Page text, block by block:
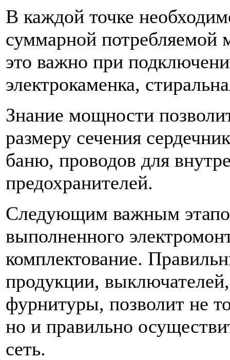
В каждой точке
суммарной
это важно при
электрокаменка,
Знание мощности
размеру сечения
баню, проводов для
предохранителей.
Следующим важным
выполненного
комплектование.
продукции,
фурнитуры, позволит не
но и правильно
сеть.